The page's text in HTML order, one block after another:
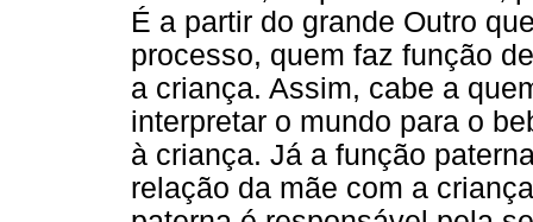
É a partir do grande Outro
processo, quem faz função
a criança. Assim, cabe a
interpretar o mundo para o
à criança. Já a função
relação da mãe com a